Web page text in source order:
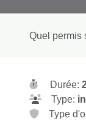
Quel permis
Durée:
Type:
Type